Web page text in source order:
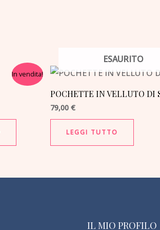
In vendita!
ESAURITO
POCHETTE IN VELLUTO DI
79,00 €
LEGGI TUTTO
IL MIO PROFILO